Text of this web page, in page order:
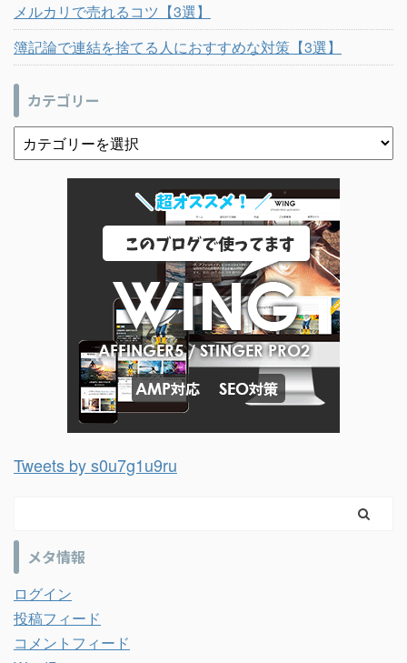
メルカリで売れるコツ【3選】
簿記論で連結を捨てる人におすすめな対策【3選】
カテゴリー
Tweets by s0u7g1u9ru
メタ情報
ログイン
投稿フィード
コメントフィード